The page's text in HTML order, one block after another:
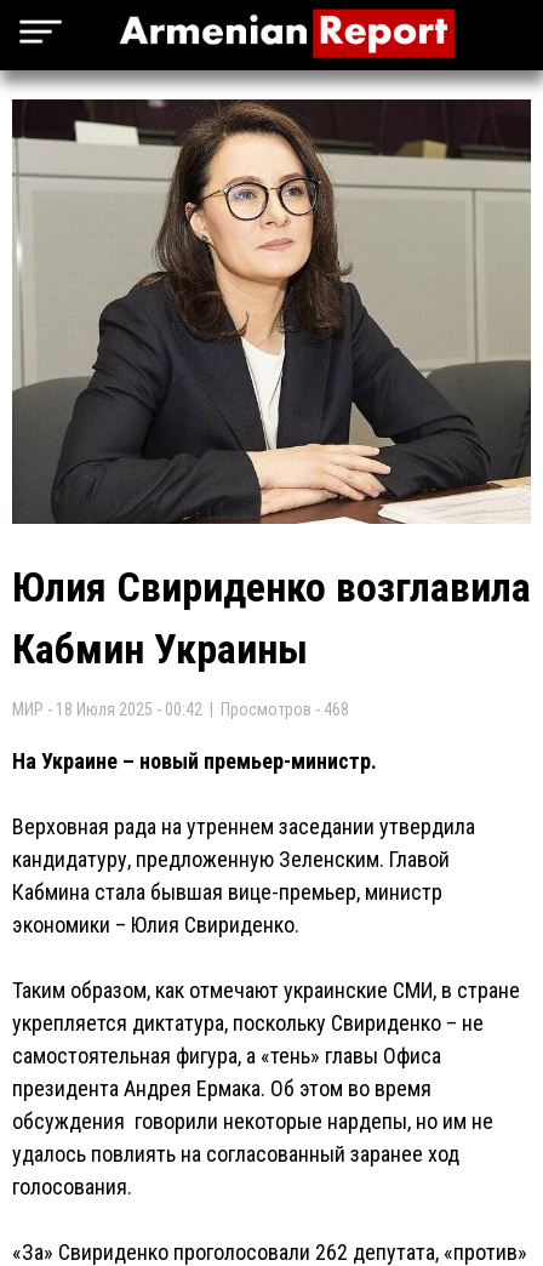
Юлия Свириденко возглавила
Кабмин Украины
МИР - 18 Июля 2025 - 00:42 | Просмотров - 468
На Украине – новый премьер-министр.
Верховная рада на утреннем заседании утвердила
кандидатуру, предложенную Зеленским. Главой
Кабмина стала бывшая вице-премьер, министр
экономики – Юлия Свириденко.
Таким образом, как отмечают украинские СМИ, в стране
укрепляется диктатура, поскольку Свириденко – не
самостоятельная фигура, а «тень» главы Офиса
президента Андрея Ермака. Об этом во время
обсуждения говорили некоторые нардепы, но им не
удалось повлиять на согласованный заранее ход
голосования.
«За» Свириденко проголосовали 262 депутата, «против»